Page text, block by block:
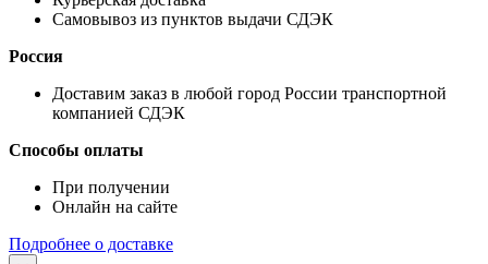
Самовывоз из пунктов выдачи СДЭК
Россия
Доставим заказ в любой город России транспортной
компанией СДЭК
Способы оплаты
При получении
Онлайн на сайте
Подробнее о доставке